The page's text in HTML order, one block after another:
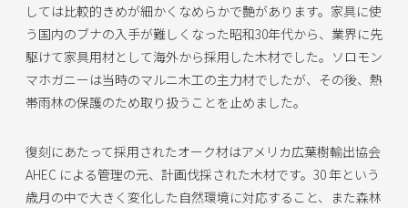
しては比較的きめが細かくなめらかで艶があります。家具に使
う国内のブナの入手が難しくなった昭和30年代から、業界に先
駆けて家具用材として海外から採用した木材でした。ソロモン
マホガニーは当時のマルニ木工の主力材でしたが、その後、熱
帯雨林の保護のため取り扱うことを止めました。
復刻にあたって採用されたオーク材はアメリカ広葉樹輸出協会
AHEC による管理の元、計画伐採された木材です。30 年という
歳月の中で大きく変化した自然環境に対応すること、また森林